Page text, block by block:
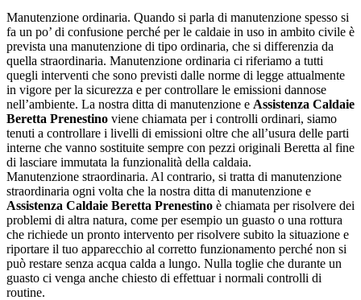
Manutenzione ordinaria. Quando si parla di manutenzione spesso si
fa un po’ di confusione perché per le caldaie in uso in ambito civile è
prevista una manutenzione di tipo ordinaria, che si differenzia da
quella straordinaria. Manutenzione ordinaria ci riferiamo a tutti
quegli interventi che sono previsti dalle norme di legge attualmente
in vigore per la sicurezza e per controllare le emissioni dannose
nell’ambiente. La nostra ditta di manutenzione e Assistenza Caldaie
Beretta Prenestino viene chiamata per i controlli ordinari, siamo
tenuti a controllare i livelli di emissioni oltre che all’usura delle parti
interne che vanno sostituite sempre con pezzi originali Beretta al fine
di lasciare immutata la funzionalità della caldaia.
Manutenzione straordinaria. Al contrario, si tratta di manutenzione
straordinaria ogni volta che la nostra ditta di manutenzione e
Assistenza Caldaie Beretta Prenestino è chiamata per risolvere dei
problemi di altra natura, come per esempio un guasto o una rottura
che richiede un pronto intervento per risolvere subito la situazione e
riportare il tuo apparecchio al corretto funzionamento perché non si
può restare senza acqua calda a lungo. Nulla toglie che durante un
guasto ci venga anche chiesto di effettuar i normali controlli di
routine.